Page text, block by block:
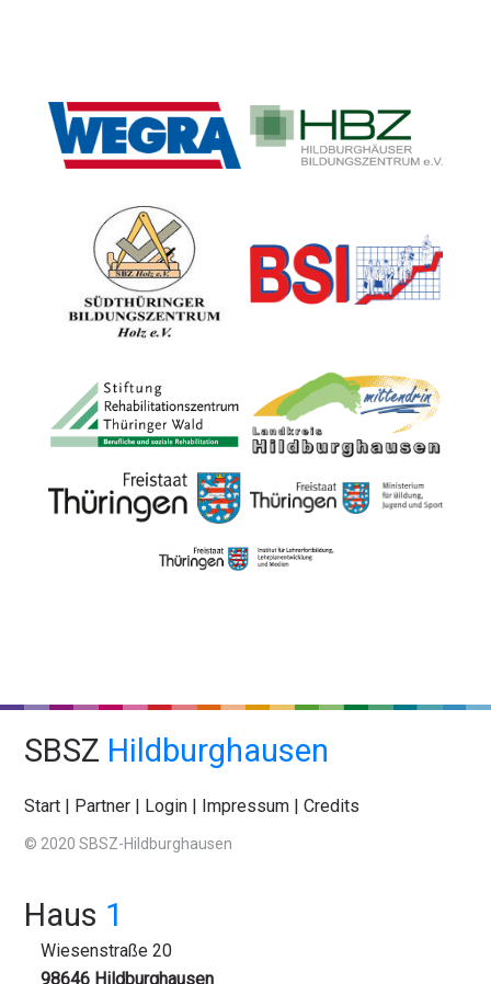
SBSZ Hildburghausen
Start | Partner | Login | Impressum |Credits
© 2020 SBSZ-Hildburghausen
Haus 1
Wiesenstraße 20
98646 Hildburghausen